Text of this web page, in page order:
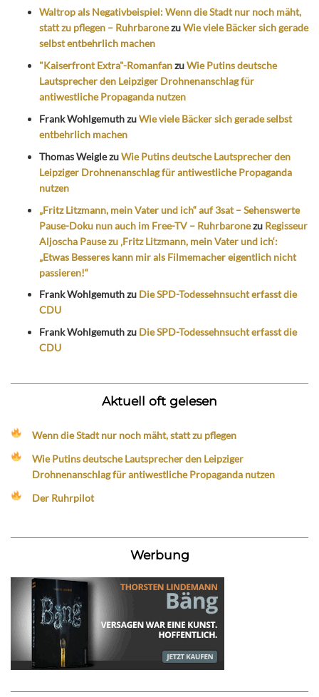
Waltrop als Negativbeispiel: Wenn die Stadt nur noch mäht,
statt zu pflegen – RuhrbaronezuWie viele Bäcker sich gerade
selbst entbehrlich machen
"Kaiserfront Extra"-RomanfanzuWie Putins deutsche
Lautsprecher den Leipziger Drohnenanschlag für
antiwestliche Propaganda nutzen
Frank WohlgemuthzuWie viele Bäcker sich gerade selbst
entbehrlich machen
Thomas WeiglezuWie Putins deutsche Lautsprecher den
Leipziger Drohnenanschlag für antiwestliche Propaganda
nutzen
„Fritz Litzmann, mein Vater und ich“ auf 3sat – Sehenswerte
Pause-Doku nun auch im Free-TV – Ruhrbaronezu Regisseur
Aljoscha Pause zu ‚Fritz Litzmann, mein Vater und ich‘:
„Etwas Besseres kann mir als Filmemacher eigentlich nicht
passieren!“
Frank Wohlgemuthzu Die SPD-Todessehnsucht erfasst die
CDU
Frank Wohlgemuthzu Die SPD-Todessehnsucht erfasst die
CDU
Aktuell oft gelesen
Wenn die Stadt nur noch mäht, statt zu pflegen
Wie Putins deutsche Lautsprecher den Leipziger
Drohnenanschlag für antiwestliche Propaganda nutzen
Der Ruhrpilot
Werbung